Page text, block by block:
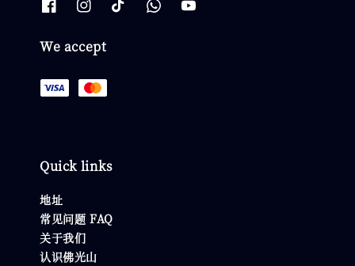
We accept
Quick links
地址
常见问题 FAQ
关于我们
认识佛光山